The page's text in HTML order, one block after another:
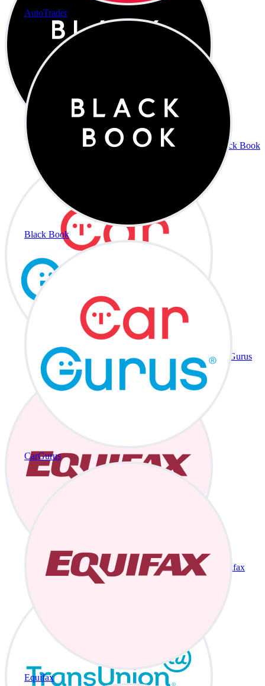
AutoTrader
Black Book
CarGurus
Equifax
Black Book
CarGurus
Equifax